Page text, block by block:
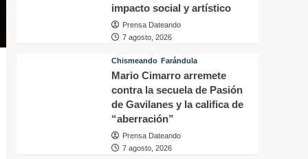
impacto social y artístico
Prensa Dateando
7 agosto, 2026
Chismeando Farándula
Mario Cimarro arremete
contra la secuela de Pasión
de Gavilanes y la califica de
“aberración”
Prensa Dateando
7 agosto, 2026